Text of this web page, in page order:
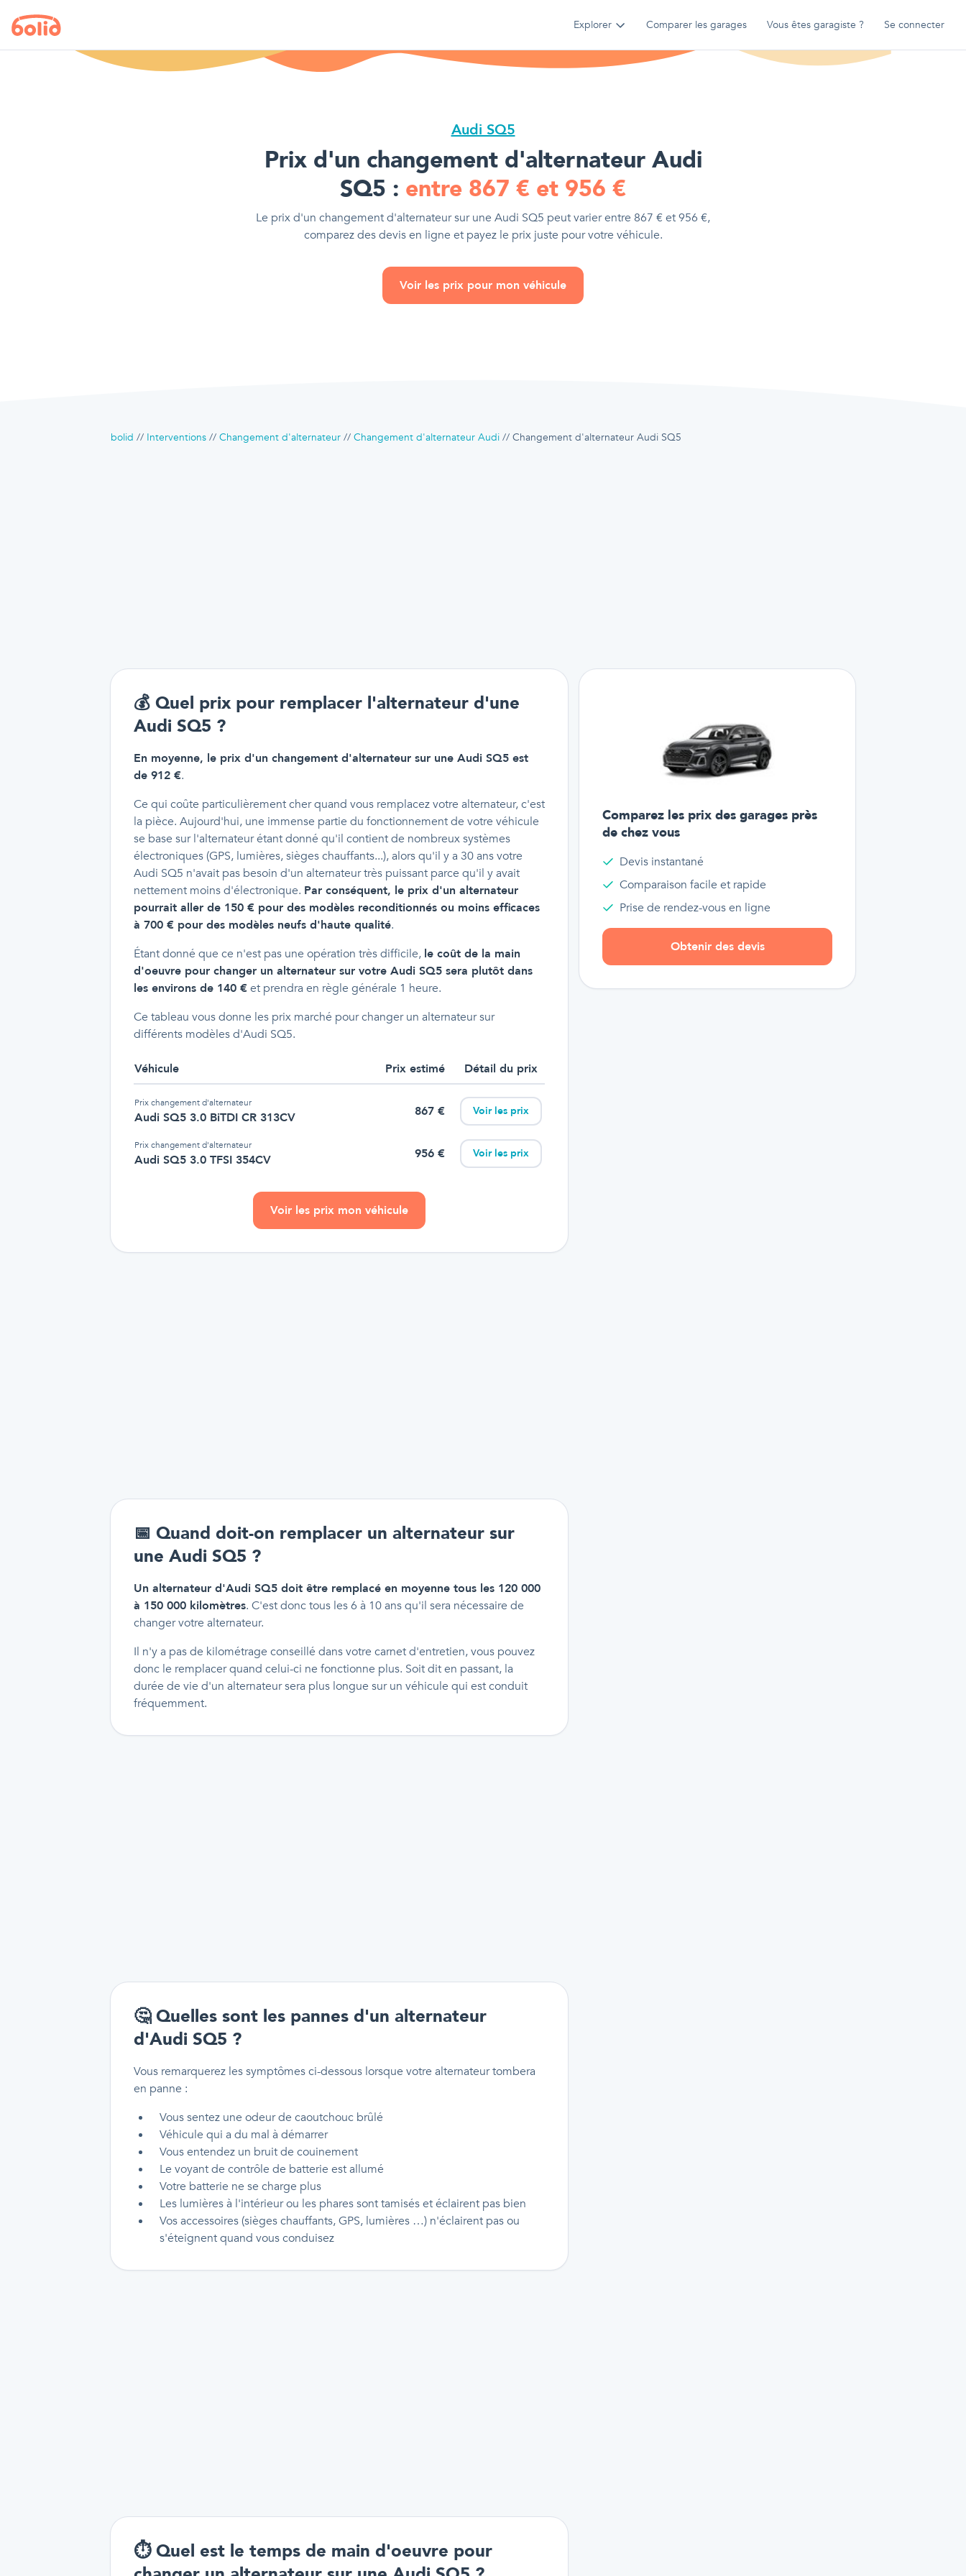
Explorer Comparer les garages Vous êtes garagiste ? Se connecter
Audi SQ5
Prix d'un changement d'alternateurAudi
SQ5 : entre 867 € et 956 €
Le prix d'un changement d'alternateursur une Audi SQ5 peut varier entre 867 € et956 €,
comparez des devis en ligne et payez le prix juste pour votre véhicule.
Voir les prix pour mon véhicule
bolid Interventions Changement d'alternateur Changement d'alternateur Audi Changement d'alternateur Audi SQ5
💰 Quel prix pour remplacer l'alternateur d'une
Audi SQ5 ?
En moyenne, le prix d'un changement d'alternateur sur une Audi SQ5 est
de 912 €.
Ce qui coûte particulièrement cher quand vous remplacez votre alternateur, c'est
la pièce. Aujourd'hui, une immense partie du fonctionnement de votre véhicule
se base sur l'alternateur étant donné qu'il contient de nombreux systèmes
électroniques (GPS, lumières, sièges chauffants...), alors qu'il y a 30 ans votre
Audi SQ5 n'avait pas besoin d'un alternateur très puissant parce qu'il y avait
nettement moins d'électronique. Par conséquent, le prix d'un alternateur
pourrait aller de 150 € pour des modèles reconditionnés ou moins efficaces
à 700 € pour des modèles neufs d'haute qualité.
Étant donné que ce n'est pas une opération très difficile, le coût de la main
d'oeuvre pour changer un alternateur sur votre Audi SQ5 sera plutôt dans
les environs de 140 € et prendra en règle générale 1 heure.
Ce tableau vous donne les prix marché pour changer un alternateur sur
différents modèles d'Audi SQ5.
Véhicule Prix estimé Détail du prix
Prixchangement d'alternateur
Audi SQ5 3.0 BiTDI CR 313CV 867 € Voir les prix
Prixchangement d'alternateur
Audi SQ5 3.0 TFSI 354CV 956 € Voir les prix
Voir les prix mon véhicule
📅 Quand doit-on remplacer un alternateur sur
une Audi SQ5 ?
Un alternateur d'Audi SQ5 doit être remplacé en moyenne tous les 120 000
à 150 000 kilomètres. C'est donc tous les 6 à 10 ans qu'il sera nécessaire de
changer votre alternateur.
Il n'y a pas de kilométrage conseillé dans votre carnet d'entretien, vous pouvez
donc le remplacer quand celui-ci ne fonctionne plus. Soit dit en passant, la
durée de vie d'un alternateur sera plus longue sur un véhicule qui est conduit
fréquemment.
🤔 Quelles sont les pannes d'un alternateur
d'Audi SQ5 ?
Vous remarquerez les symptômes ci-dessous lorsque votre alternateur tombera
en panne :
Vous sentez une odeur de caoutchouc brûlé
Véhicule qui a du mal à démarrer
Vous entendez un bruit de couinement
Le voyant de contrôle de batterie est allumé
Votre batterie ne se charge plus
Les lumières à l'intérieur ou les phares sont tamisés et éclairent pas bien
Vos accessoires (sièges chauffants, GPS, lumières …) n'éclairent pas ou
s'éteignent quand vous conduisez
⏱️ Quel est le temps de main d'oeuvre pour
Comparez les prix des garages près
de chez vous
Devis instantané
Comparaison facile et rapide
Prise de rendez-vous en ligne
Obtenir des devis